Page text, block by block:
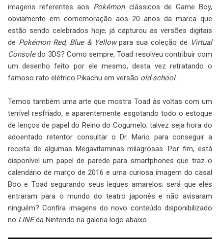
imagens referentes aos Pokémonclássicos de Game Boy,
obviamente em comemoração aos 20 anos da marca que
estão sendo celebrados hoje; já capturou as versões digitais
de Pokémon Red, Blue & Yellowpara sua coleção de Virtual
Consoledo 3DS? Como sempre, Toad resolveu contribuir com
um desenho feito por ele mesmo, desta vez retratando o
famoso rato elétrico Pikachu em versão old-school.
Temos também uma arte que mostra Toad às voltas com um
terrível resfriado, e aparentemente esgotando todo o estoque
de lenços de papel do Reino do Cogumelo; talvez seja hora do
adoentado retentor consultar o Dr. Mario para conseguir a
receita de algumas Megavitaminas milagrosas. Por fim, está
disponível um papel de parede para smartphones que traz o
calendário de março de 2016 e uma curiosa imagem do casal
Boo e Toad segurando seus leques amarelos; será que eles
entraram para o mundo do teatro japonês e não avisaram
ninguém? Confira imagens do novo conteúdo disponibilizado
no LINEda Nintendo na galeria logo abaixo.